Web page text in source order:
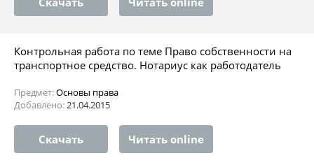
Контрольная работа по теме Право собственности на
транспортное средство. Нотариус как работодатель
Предмет:Основы права
Добавлено:21.04.2015
Скачать Читать online